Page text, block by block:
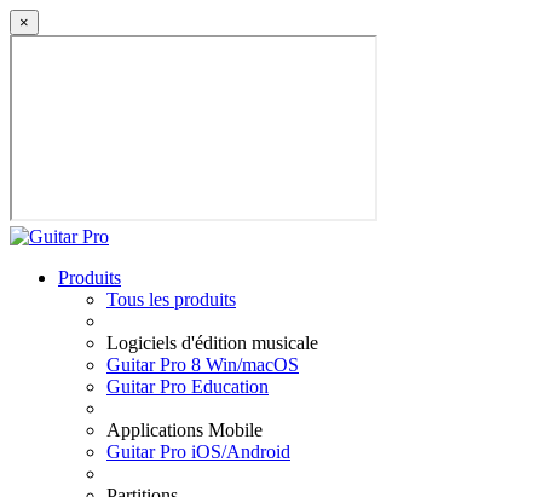
×
Produits
Tous les produits
Logiciels d'édition musicale
Guitar Pro 8 Win/macOS
Guitar Pro Education
Applications Mobile
Guitar Pro iOS/Android